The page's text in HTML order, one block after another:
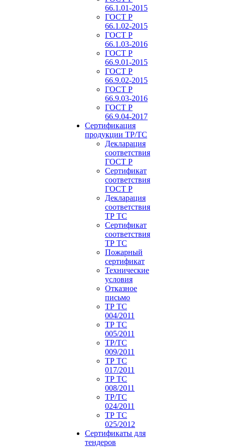
66.1.01-2015
ГОСТ Р
66.1.02-2015
ГОСТ Р
66.1.03-2016
ГОСТ Р
66.9.01-2015
ГОСТ Р
66.9.02-2015
ГОСТ Р
66.9.03-2016
ГОСТ Р
66.9.04-2017
Сертификация
продукции ТР/ТС
Декларация
соответствия
ГОСТ Р
Сертификат
соответствия
ГОСТ Р
Декларация
соответствия
ТР ТС
Сертификат
соответствия
ТР ТС
Пожарный
сертификат
Технические
условия
Отказное
письмо
ТР ТС
004/2011
ТР ТС
005/2011
ТР/ТС
009/2011
ТР ТС
017/2011
ТР ТС
008/2011
ТР/ТС
024/2011
ТР ТС
025/2012
Сертификаты для
тендеров